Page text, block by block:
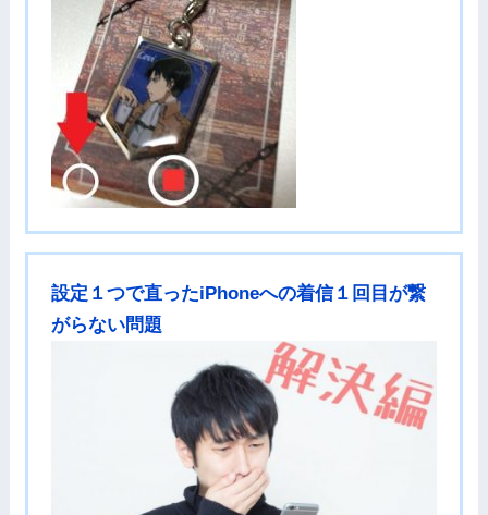
設定１つで直ったiPhoneへの着信１回目が繋
がらない問題